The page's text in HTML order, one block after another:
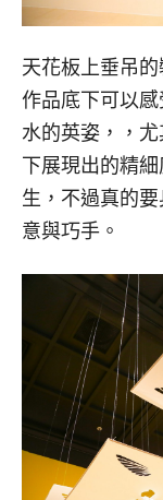
天花板上垂吊
作品底下可以
水的英姿，，
下展現出的精
生，不過真的
意與巧手。